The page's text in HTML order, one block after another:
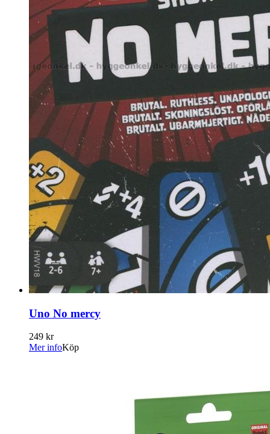
Uno No mercy
249 kr
Mer infoKöp